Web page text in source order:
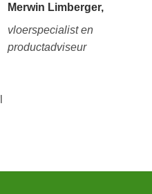
Merwin Limberger,
vloerspecialist en
productadviseur